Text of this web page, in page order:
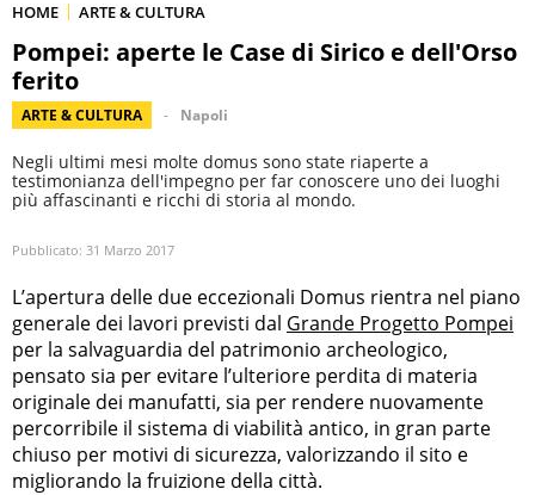
HOME ARTE & CULTURA
Pompei: aperte le Case di Sirico e dell'Orso
ferito
ARTE & CULTURA Napoli
Negli ultimi mesi molte domus sono state riaperte a
testimonianza dell'impegno per far conoscere uno dei luoghi
più affascinanti e ricchi di storia al mondo.
Pubblicato: 31 Marzo 2017
L’apertura delle due eccezionali Domus rientra nel piano
generale dei lavori previsti dal Grande Progetto Pompei
per la salvaguardia del patrimonio archeologico,
pensato sia per evitare l’ulteriore perdita di materia
originale dei manufatti, sia per rendere nuovamente
percorribile il sistema di viabilità antico, in gran parte
chiuso per motivi di sicurezza, valorizzando il sito e
migliorando la fruizione della città.